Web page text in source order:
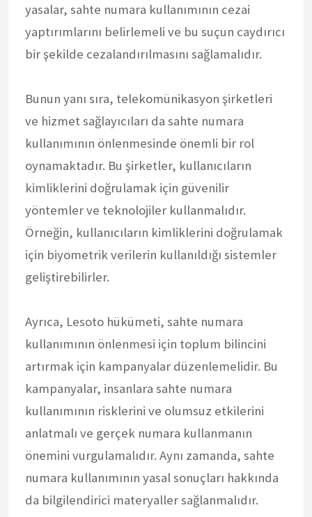
yasalar, sahte numara kullanımının cezai
yaptırımlarını belirlemeli ve bu suçun caydırıcı
bir şekilde cezalandırılmasını sağlamalıdır.
Bunun yanı sıra, telekomünikasyon şirketleri
ve hizmet sağlayıcıları da sahte numara
kullanımının önlenmesinde önemli bir rol
oynamaktadır. Bu şirketler, kullanıcıların
kimliklerini doğrulamak için güvenilir
yöntemler ve teknolojiler kullanmalıdır.
Örneğin, kullanıcıların kimliklerini doğrulamak
için biyometrik verilerin kullanıldığı sistemler
geliştirebilirler.
Ayrıca, Lesoto hükümeti, sahte numara
kullanımının önlenmesi için toplum bilincini
artırmak için kampanyalar düzenlemelidir. Bu
kampanyalar, insanlara sahte numara
kullanımının risklerini ve olumsuz etkilerini
anlatmalı ve gerçek numara kullanmanın
önemini vurgulamalıdır. Aynı zamanda, sahte
numara kullanımının yasal sonuçları hakkında
da bilgilendirici materyaller sağlanmalıdır.